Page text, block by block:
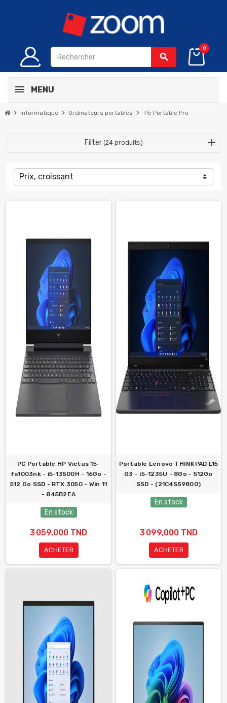
search
0
MENU
chevron_right Informatique chevron_right Ordinateurs portables chevron_right Pc Portable Pro
Filter (24 produits)
Prix, croissant
PC Portable HP Victus 15-
fa1003nk - i5-13500H - 16Go -
512 Go SSD - RTX 3050 - Win 11
- 845B2EA
En stock
3 059,000 TND
ACHETER
Portable Lenovo THINKPAD L15
G3 - i5-1235U - 8Go - 512Go
SSD - (21C4S59800)
En stock
3 099,000 TND
ACHETER